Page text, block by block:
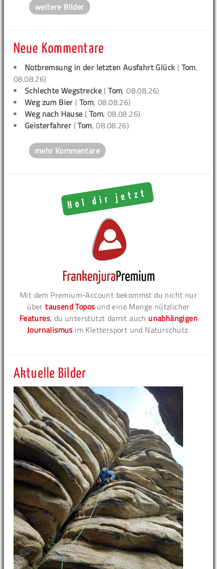
weitere Bilder
Neue Kommentare
Notbremsung in der letzten Ausfahrt Glück ( Tom,
08.08.26)
Schlechte Wegstrecke (Tom, 08.08.26)
Weg zum Bier (Tom, 08.08.26)
Weg nach Hause ( Tom, 08.08.26)
Geisterfahrer (Tom, 08.08.26)
mehr Kommentare
Mit dem Premium-Account bekommst du nicht nur
übertausend Toposund eine Menge nützlicher
Features, du unterstützt damit auch unabhängigen
Journalismusim Klettersport und Naturschutz.
Aktuelle Bilder